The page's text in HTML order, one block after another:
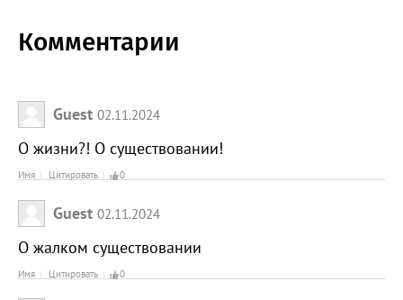
Комментарии
Guest 02.11.2024
О жизни?! О существовании!
Имя Цитировать 0
Guest 02.11.2024
О жалком существовании
Имя Цитировать 0